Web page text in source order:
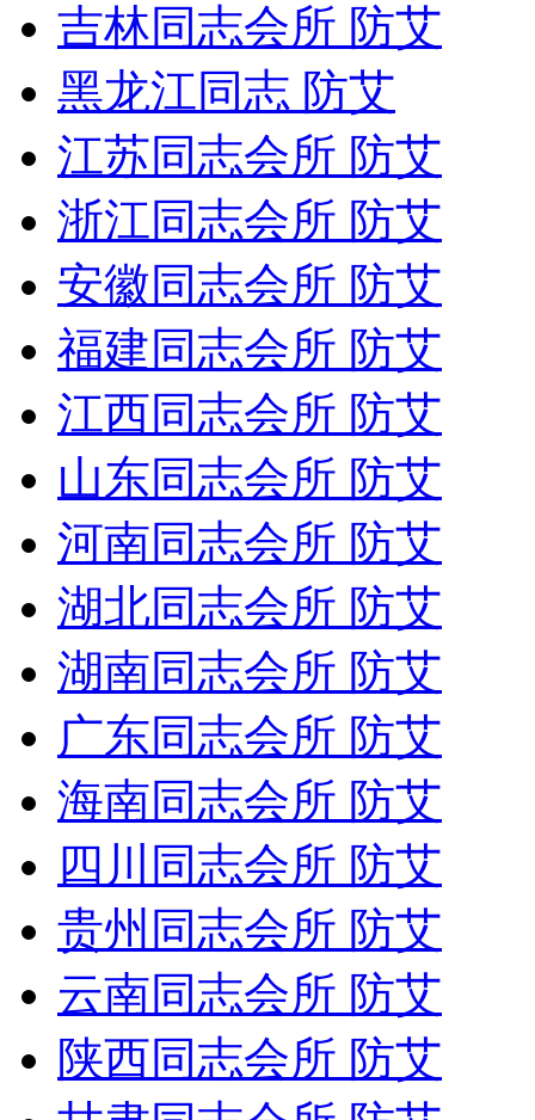
吉林同志会所 防艾
黑龙江同志 防艾
江苏同志会所 防艾
浙江同志会所 防艾
安徽同志会所 防艾
福建同志会所 防艾
江西同志会所 防艾
山东同志会所 防艾
河南同志会所 防艾
湖北同志会所 防艾
湖南同志会所 防艾
广东同志会所 防艾
海南同志会所 防艾
四川同志会所 防艾
贵州同志会所 防艾
云南同志会所 防艾
陕西同志会所 防艾